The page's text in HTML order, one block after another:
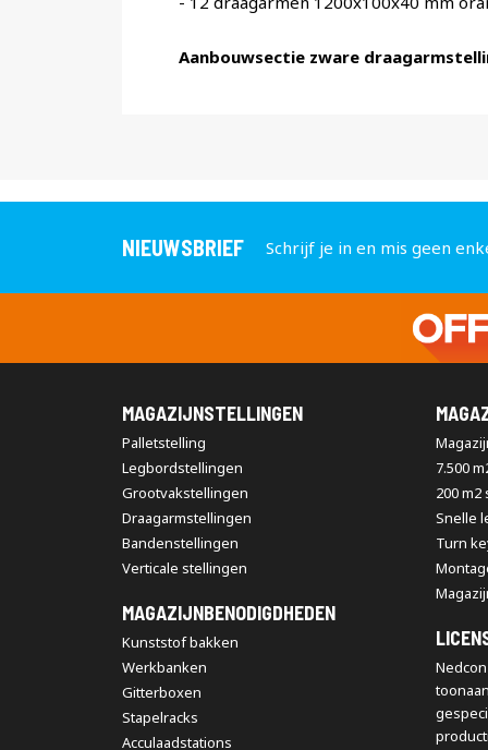
Aanbouwsectie zware
NIEUWSBRIEF Schrijf je in en mis geen
MAGAZIJNSTELLINGEN
Palletstelling
Legbordstellingen
Grootvakstellingen
Draagarmstellingen
Bandenstellingen
Verticale stellingen
MAGAZIJNBENODIGDHEDEN
Kunststof bakken
Werkbanken
Gitterboxen
Stapelracks
Acculaadstations
7.500
200
Snelle
Turn